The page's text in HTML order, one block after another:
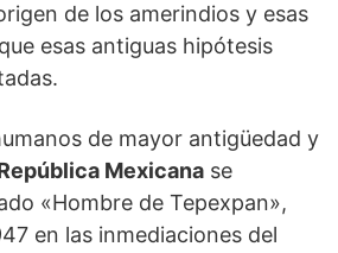
de los amerindios y esas
esas antiguas hipótesis
de mayor antigüedad y
Mexicana se
«Hombre de Tepexpan»,
en las inmediaciones del